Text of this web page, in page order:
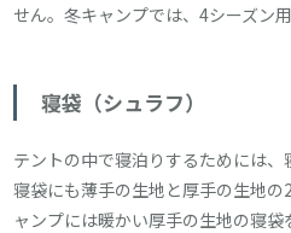
せん。冬キャンプでは、4シーズン
寝袋（シュラフ）
テントの中で寝泊りするためには、
寝袋にも薄手の生地と厚手の生地
ャンプには暖かい厚手の生地の寝袋